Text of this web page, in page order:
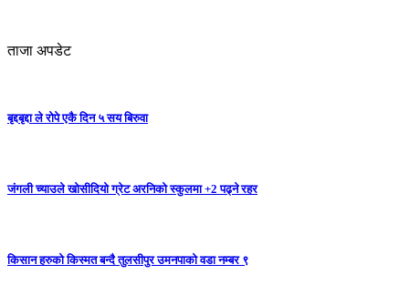
ताजा अपडेट
बृद्दबृद्दा ले रोपे एकै दिन ५ सय बिरुवा
जंगली च्याउले खोसीदियो ग्रेट अरनिको स्कुलमा +2 पढ्ने रहर
किसान हरुको किस्मत बन्दै तुलसीपुर उमनपाको वडा नम्बर ९